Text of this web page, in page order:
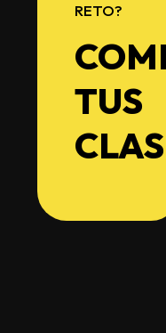
RETO?
TUS